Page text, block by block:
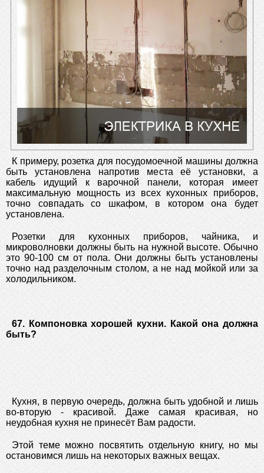
К примеру, розетка для посудомоечной машины должна
быть установлена напротив места её установки, а
кабель идущий к варочной панели, которая имеет
максимальную мощность из всех кухонных приборов,
точно совпадать со шкафом, в котором она будет
установлена.
Розетки для кухонных приборов, чайника, и
микроволновки должны быть на нужной высоте. Обычно
это 90-100 см от пола. Они должны быть установлены
точно над разделочным столом, а не над мойкой или за
холодильником.
67. Компоновка хорошей кухни. Какой она должна
быть?
Кухня, в первую очередь, должна быть удобной и лишь
во-вторую - красивой. Даже самая красивая, но
неудобная кухня не принесёт Вам радости.
Этой теме можно посвятить отдельную книгу, но мы
остановимся лишь на некоторых важных вещах.